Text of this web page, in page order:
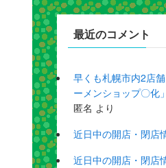
最近のコメント
早くも札幌市内2店
ーメンショップ〇化
匿名 より
近日中の開店・閉店
近日中の開店・閉店